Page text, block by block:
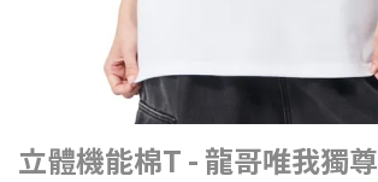
立體機能棉T - 龍哥唯我獨尊